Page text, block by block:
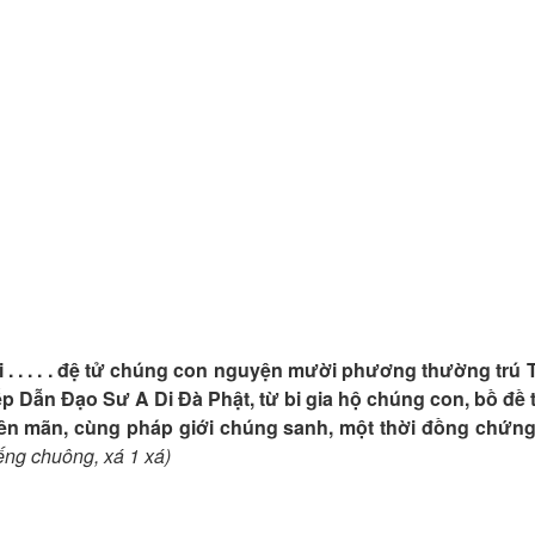
. . . . . đệ tử chúng con nguyện mười phương thường trú
Dẫn Đạo Sư A Di Đà Phật, từ bi gia hộ chúng con, bồ đề
mãn, cùng pháp giới chúng sanh, một thời đồng
chuông, xá 1 xá)